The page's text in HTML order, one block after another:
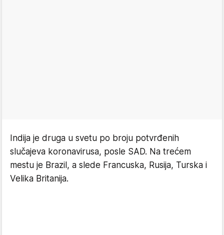
Indija je druga u svetu po broju potvrđenih
slučajeva koronavirusa, posle SAD. Na trećem
mestu je Brazil, a slede Francuska, Rusija, Turska i
Velika Britanija.